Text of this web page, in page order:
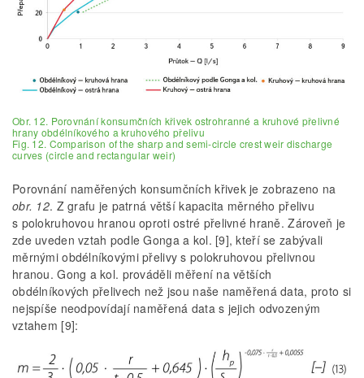
Obr. 12. Porovnání konsumčních křivek ostrohranné a kruhové přelivné
hrany obdélníkového a kruhového přelivu
Fig. 12. Comparison of the sharp and semi-circle crest weir discharge
curves (circle and rectangular weir)
Porovnání naměřených konsumčních křivek je zobrazeno na
obr. 12. Z grafu je patrná větší kapacita měrného přelivu
s polokruhovou hranou oproti ostré přelivné hraně. Zároveň je
zde uveden vztah podle Gonga a kol. [9], kteří se zabývali
měrnými obdélníkovými přelivy s polokruhovou přelivnou
hranou. Gong a kol. prováděli měření na větších
obdélníkových přelivech než jsou naše naměřená data, proto si
nejspíše neodpovídají naměřená data s jejich odvozeným
vztahem [9]: